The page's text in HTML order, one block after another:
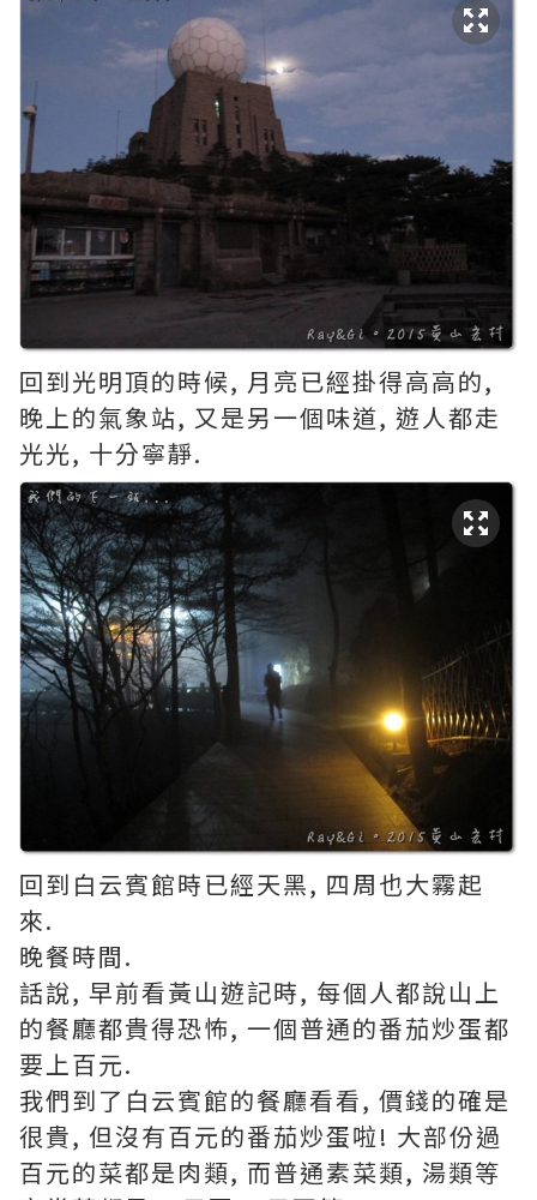
回到光明頂的時候, 月亮已經掛得高高的,
晚上的氣象站, 又是另一個味道, 遊人都走
光光, 十分寧靜.
回到白云賓館時已經天黑, 四周也大霧起
來.
晚餐時間.
話說, 早前看黃山遊記時, 每個人都說山上
的餐廳都貴得恐怖, 一個普通的番茄炒蛋都
要上百元.
我們到了白云賓館的餐廳看看, 價錢的確是
很貴, 但沒有百元的番茄炒蛋啦! 大部份過
百元的菜都是肉類, 而普通素菜類, 湯類等